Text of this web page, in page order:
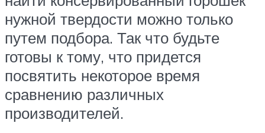
нужной твердости можно только
путем подбора. Так что будьте
готовы к тому, что придется
посвятить некоторое время
сравнению различных
производителей.